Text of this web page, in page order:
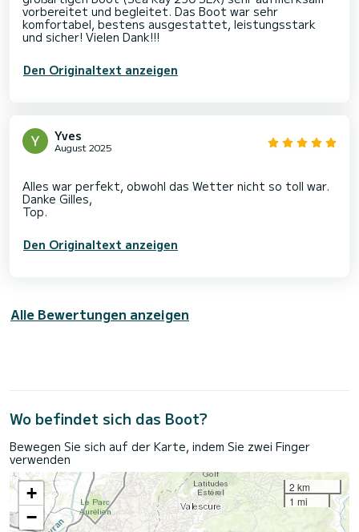
vorbereitet und begleitet. Das Boot war sehr
komfortabel, bestens ausgestattet, leistungsstark
Den Originaltext anzeigen
Yves
August 2025
Alles war perfekt, obwohl das Wetter nicht so toll war.
Danke Gilles,
Den Originaltext anzeigen
Alle Bewertungen anzeigen
Wo befindet sich das Boot?
Bewegen Sie sich auf der Karte, indem Sie zwei Finger
verwenden
+
−
2 km
1 mi